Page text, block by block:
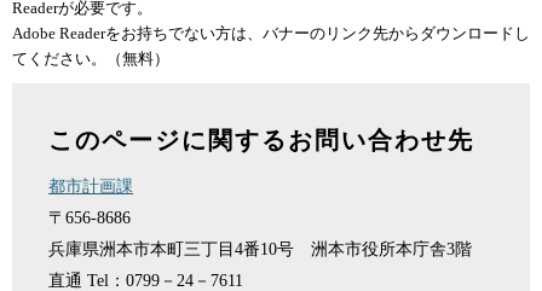
Readerが必要です。
Adobe Readerをお持ちでない方は、バナーのリンク先からダウンロードし
てください。（無料）
このページに関するお問い合わせ先
都市計画課
〒656-8686
兵庫県洲本市本町三丁目4番10号 洲本市役所本庁舎3階
直通 Tel：0799－24－7611